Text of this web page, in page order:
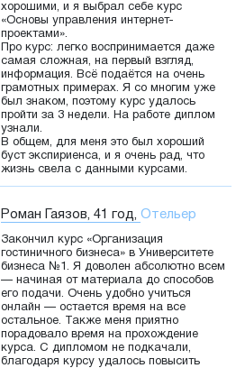
хорошими, и я выбрал себе курс
«Основы управления интернет-
проектами».
Про курс: легко воспринимается даже
самая сложная, на первый взгляд,
информация. Всё подаётся на очень
грамотных примерах. Я со многим уже
был знаком, поэтому курс удалось
пройти за 3 недели. На работе диплом
узнали.
В общем, для меня это был хороший
буст экспириенса, и я очень рад, что
жизнь свела с данными курсами.
Роман Гаязов, 41 год, Отельер
Закончил курс «Организация
гостиничного бизнеса» в Университете
бизнеса №1. Я доволен абсолютно всем
— начиная от материала до способов
его подачи. Очень удобно учиться
онлайн — остается время на все
остальное. Также меня приятно
порадовало время на прохождение
курса. С дипломом не подкачали,
благодаря курсу удалось повысить